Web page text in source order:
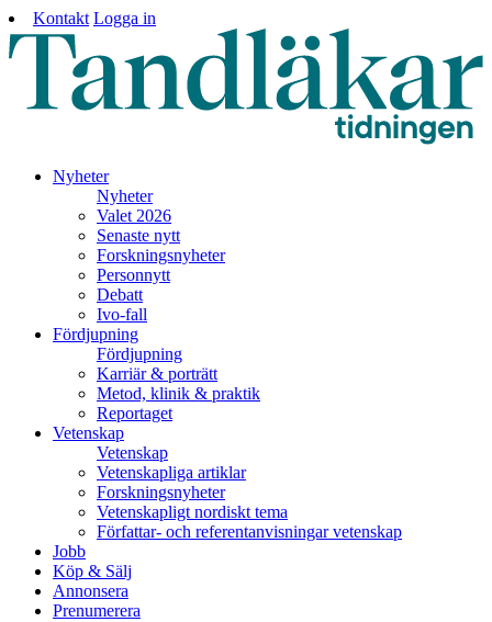
Kontakt Logga in
Nyheter
Nyheter
Valet 2026
Senaste nytt
Forskningsnyheter
Personnytt
Debatt
Ivo-fall
Fördjupning
Fördjupning
Karriär & porträtt
Metod, klinik & praktik
Reportaget
Vetenskap
Vetenskap
Vetenskapliga artiklar
Forskningsnyheter
Vetenskapligt nordiskt tema
Författar- och referentanvisningar vetenskap
Jobb
Köp & Sälj
Annonsera
Prenumerera